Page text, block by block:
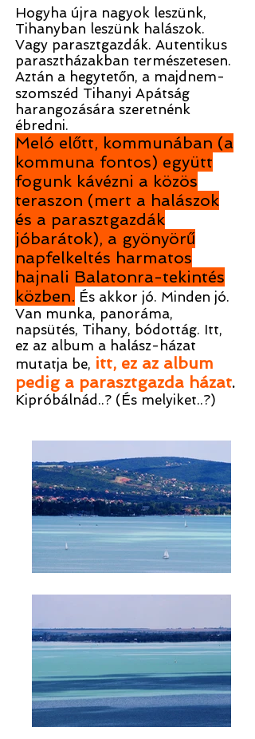
Hogyha újra nagyok leszünk,
Tihanyban leszünk halászok.
Vagy parasztgazdák. Autentikus
parasztházakban természetesen.
Aztán a hegytetőn, a majdnem-
szomszéd Tihanyi Apátság
harangozására szeretnénk
ébredni.
Meló előtt, kommunában (a
kommuna fontos) együtt
fogunk kávézni a közös
teraszon (mert a halászok
és a parasztgazdák
jóbarátok), a gyönyörű
napfelkeltés harmatos
hajnali Balatonra-tekintés
közben. És akkor jó. Minden jó.
Van munka, panoráma,
napsütés, Tihany, bódottág. Itt,
ez az album a halász-házat
mutatja be, itt, ez az album
pedig a parasztgazda házat.
Kipróbálnád..? (És melyiket..?)